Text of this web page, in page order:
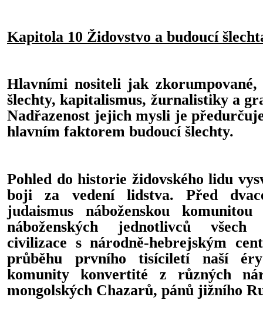
Kapitola 10 Židovstvo a budoucí
Hlavními nositeli jak zkorumpované,
šlechty, kapitalismus, žurnalistiky a
Nadřazenost jejich mysli je
hlavním faktorem budoucí šlechty.
Pohled do historie židovského lidu
boji za vedení lidstva. Před
judaismus náboženskou
náboženských jednotlivců
civilizace s národně-hebrejským
průběhu prvního tisíciletí naší
komunity konvertité z různých
mongolských Chazarů, pánů jižního